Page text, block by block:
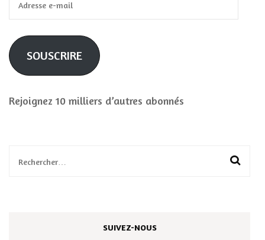
e-
mail
SOUSCRIRE
Rejoignez 10 milliers d’autres abonnés
Rechercher :
SUIVEZ-NOUS